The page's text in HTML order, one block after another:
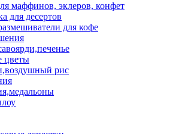
маффинов, эклеров, конфет
десертов
для кофе
цветы
рис